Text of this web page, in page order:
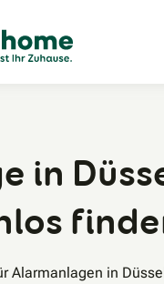
in
Alarmanlagen in